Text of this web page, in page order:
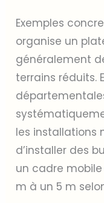
Exemples
organise un
généralement
terrains réduits.
les installations
d’installer des
un cadre
m à un 5 m